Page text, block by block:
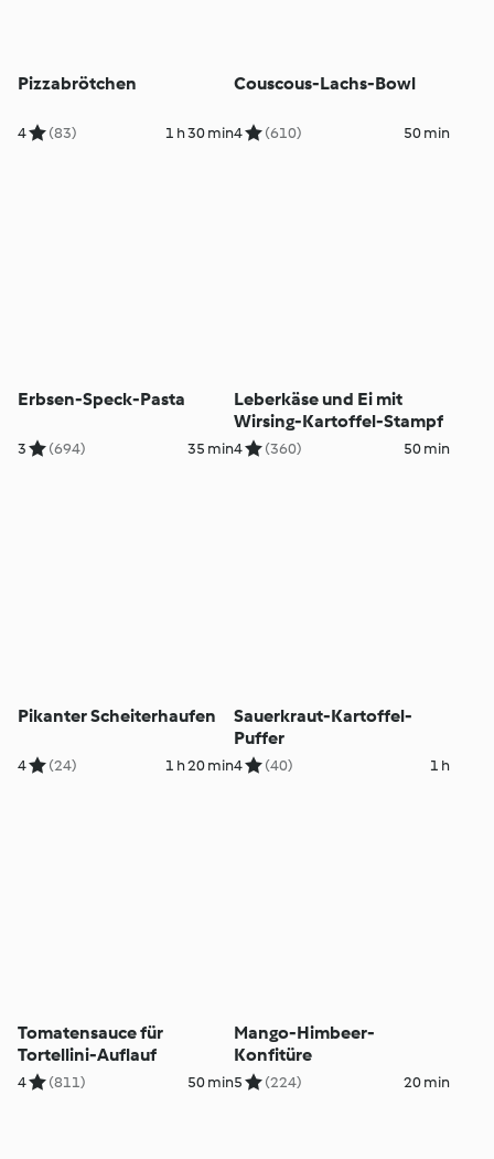
Pizzabrötchen
4 (83) 1 h 30 min
Couscous-Lachs-Bowl
4 (610) 50 min
Erbsen-Speck-Pasta
3 (694) 35 min
Leberkäse und Ei mit
Wirsing-Kartoffel-Stampf
4 (360) 50 min
Pikanter Scheiterhaufen
4 (24) 1 h 20 min
Sauerkraut-Kartoffel-
Puffer
4 (40) 1 h
Tomatensauce für
Tortellini-Auflauf
4 (811) 50 min
Mango-Himbeer-
Konfitüre
5 (224) 20 min